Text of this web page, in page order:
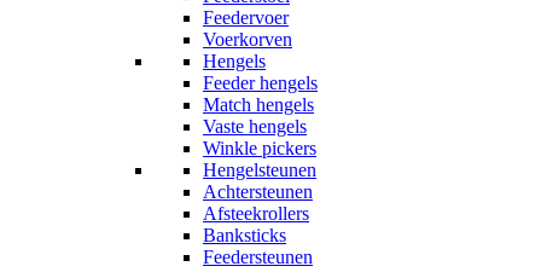
Feedervoer
Voerkorven
Hengels
Feeder hengels
Match hengels
Vaste hengels
Winkle pickers
Hengelsteunen
Achtersteunen
Afsteekrollers
Banksticks
Feedersteunen